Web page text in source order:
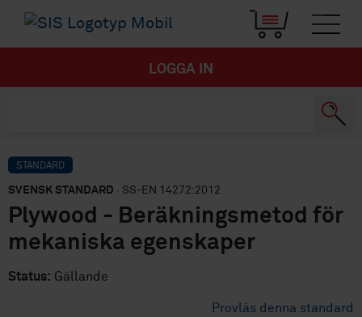
LOGGA IN
STANDARD
SVENSK STANDARD · SS-EN 14272:2012
Plywood - Beräkningsmetod för
mekaniska egenskaper
Status: Gällande
Provläs denna standard